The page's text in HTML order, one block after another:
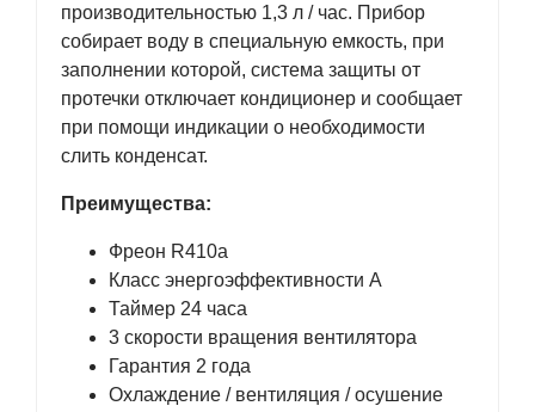
производительностью 1,3 л / час. Прибор
собирает воду в специальную емкость, при
заполнении которой, система защиты от
протечки отключает кондиционер и сообщает
при помощи индикации о необходимости
слить конденсат.
Преимущества:
Фреон R410a
Класс энергоэффективности A
Таймер 24 часа
3 скорости вращения вентилятора
Гарантия 2 года
Охлаждение / вентиляция / осушение